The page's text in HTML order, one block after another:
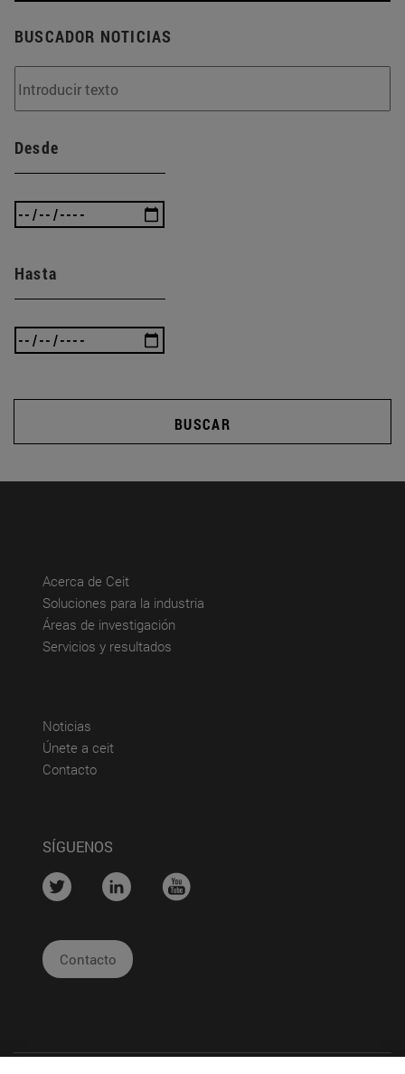
BUSCADOR NOTICIAS
Desde
Hasta
BUSCAR
Acerca de Ceit(abre en nueva ventana)
Soluciones para la industria
Áreas de investigación
Servicios y resultados
Noticias
Únete a ceit(abre en nueva ventana)
Contacto(abre en nueva ventana)
SÍGUENOS
.... .... ....
Contacto